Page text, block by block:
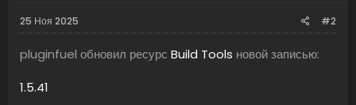
25 Ноя 2025 #2
pluginfuel обновил ресурс Build Tools новой записью:
1.5.41